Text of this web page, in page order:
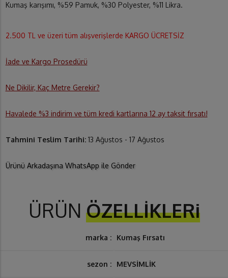
Kumaş karışımı, %59 Pamuk, %30 Polyester, %11 Likra.
2.500 TL ve üzeri tüm alışverişlerde KARGO ÜCRETSİZ
İade ve Kargo Prosedürü
Ne Dikilir, Kaç Metre Gerekir?
Havalede %3 indirim ve tüm kredi kartlarına 12 ay taksit fırsatı!
Tahmini Teslim Tarihi: 13 Ağustos - 17 Ağustos
Ürünü Arkadaşına WhatsApp ile Gönder
ÜRÜN ÖZELLİKLERi
marka : Kumaş Fırsatı
sezon : MEVSİMLİK